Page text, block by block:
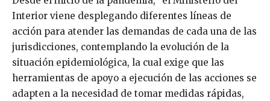
Interior viene desplegando diferentes líneas de
acción para atender las demandas de cada una de las
jurisdicciones, contemplando la evolución de la
situación epidemiológica, la cual exige que las
herramientas de apoyo a ejecución de las acciones se
adapten a la necesidad de tomar medidas rápidas,